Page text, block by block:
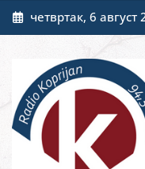
Skip
to
четвртак, 6 август